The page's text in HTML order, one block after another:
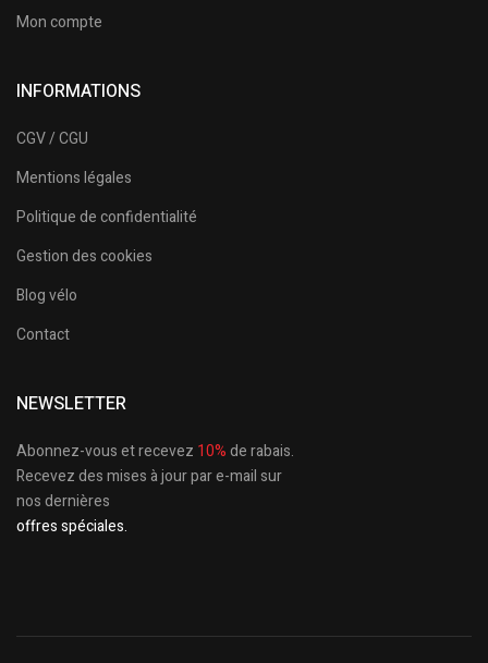
Mon compte
INFORMATIONS
CGV / CGU
Mentions légales
Politique de confidentialité
Gestion des cookies
Blog vélo
Contact
NEWSLETTER
Abonnez-vous et recevez 10%de rabais.
Recevez des mises à jour par e-mail sur
nos dernières
offres spéciales.